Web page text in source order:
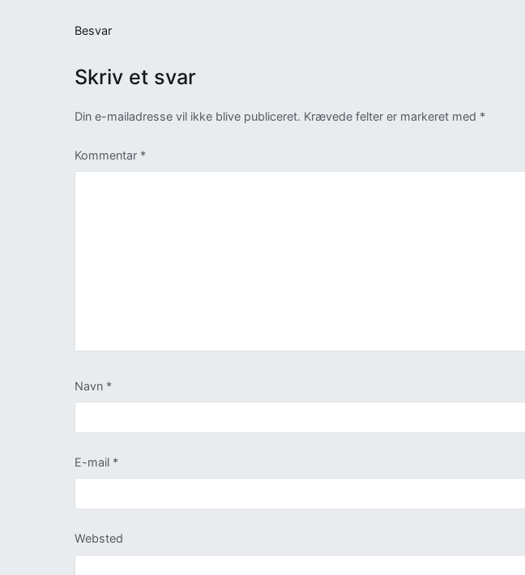
Besvar
Skriv et svar
Din e-mailadresse vil ikke blive publiceret. Krævede felter er markeret med *
Kommentar *
Navn *
E-mail *
Websted